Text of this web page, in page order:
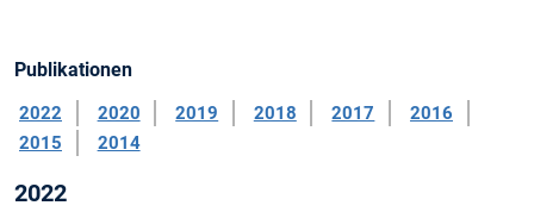
Publikationen
2022 2020 2019 2018 2017
2016
2015
2014
2022